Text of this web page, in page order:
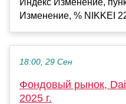
Индекс Изменение,
Изменение, % NIKKEI
18:00, 29 Сен
Фондовый рынок,
2025 г.